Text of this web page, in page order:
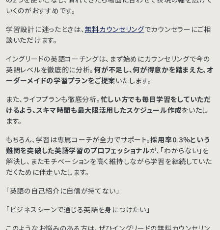
いくのがおすすめです。
学習設計に迷ったときは、無料カウンセリングでカウンセラーにご相
談いただけます。
イングリードの英語コーチングは、まず始めにカウンセリングで今の
英語レベルを徹底的に分析。何が不足し、何が得意かを踏まえた、オ
ーダーメイドの学習プランをご提案いたします。
また、ライフプランも徹底分析。忙しい方でも毎日学習をしていただ
けるよう、スキマ時間も最大限活用したスケジュール作成をいたし
ます。
もちろん、学習は専属コーチが全力でサポート。採用率0.3％という
難関を突破した英語学習のプロフェッショナルが、「わからない」を
解決し、またモチベーションを高く維持しながら学習を継続していた
だくために伴走いたします。
「英語の自己紹介に自信が持てない」
「ビジネスシーンで通じる英語を身につけたい」